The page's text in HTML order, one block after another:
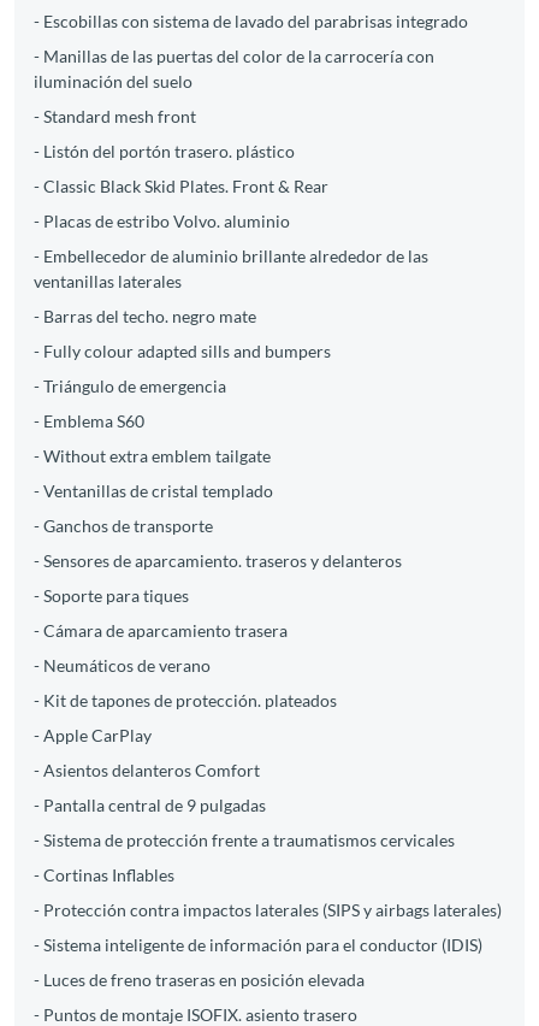
- Escobillas con sistema de lavado del parabrisas integrado
- Manillas de las puertas del color de la carrocería con
iluminación del suelo
- Standard mesh front
- Listón del portón trasero. plástico
- Classic Black Skid Plates. Front & Rear
- Placas de estribo Volvo. aluminio
- Embellecedor de aluminio brillante alrededor de las
ventanillas laterales
- Barras del techo. negro mate
- Fully colour adapted sills and bumpers
- Triángulo de emergencia
- Emblema S60
- Without extra emblem tailgate
- Ventanillas de cristal templado
- Ganchos de transporte
- Sensores de aparcamiento. traseros y delanteros
- Soporte para tiques
- Cámara de aparcamiento trasera
- Neumáticos de verano
- Kit de tapones de protección. plateados
- Apple CarPlay
- Asientos delanteros Comfort
- Pantalla central de 9 pulgadas
- Sistema de protección frente a traumatismos cervicales
- Cortinas Inflables
- Protección contra impactos laterales (SIPS y airbags laterales)
- Sistema inteligente de información para el conductor (IDIS)
- Luces de freno traseras en posición elevada
- Puntos de montaje ISOFIX. asiento trasero